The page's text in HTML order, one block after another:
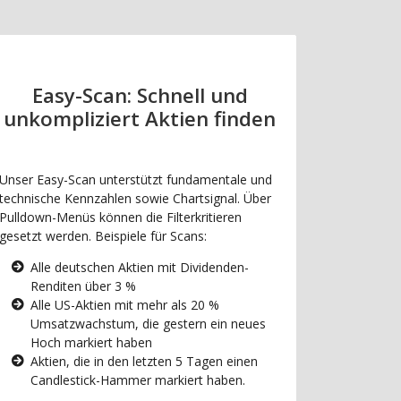
Easy-Scan: Schnell und
unkompliziert Aktien finden
Easy-Scan unterstützt fundamentale und
Kennzahlen sowie Chartsignal. Über
Menüs können die Filterkritieren
werden. Beispiele für Scans:
Alle deutschen Aktien mit Dividenden-
Renditen über 3 %
Alle US-Aktien mit mehr als 20 %
Umsatzwachstum, die gestern ein neues
Hoch markiert haben
Aktien, die in den letzten 5 Tagen einen
Candlestick-Hammer markiert haben.